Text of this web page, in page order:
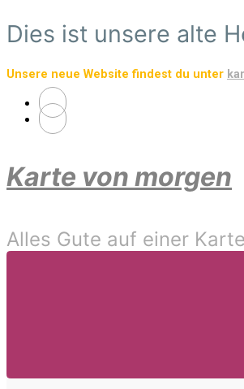
Zum
Hauptinhalt
Dies ist unsere alte
Unsere neue Website findest du unter
Karte von morgen
Alles Gute auf einer Karte